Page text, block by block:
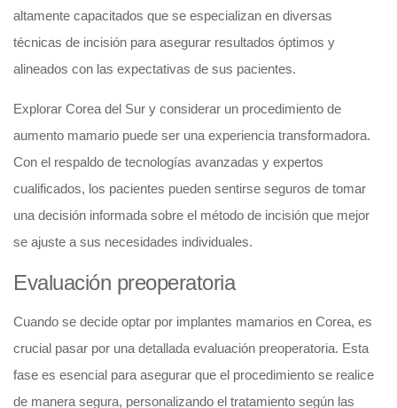
altamente capacitados que se especializan en diversas
técnicas de incisión para asegurar resultados óptimos y
alineados con las expectativas de sus pacientes.
Explorar Corea del Sur y considerar un procedimiento de
aumento mamario puede ser una experiencia transformadora.
Con el respaldo de tecnologías avanzadas y expertos
cualificados, los pacientes pueden sentirse seguros de tomar
una decisión informada sobre el método de incisión que mejor
se ajuste a sus necesidades individuales.
Evaluación preoperatoria
Cuando se decide optar por implantes mamarios en Corea, es
crucial pasar por una detallada evaluación preoperatoria. Esta
fase es esencial para asegurar que el procedimiento se realice
de manera segura, personalizando el tratamiento según las